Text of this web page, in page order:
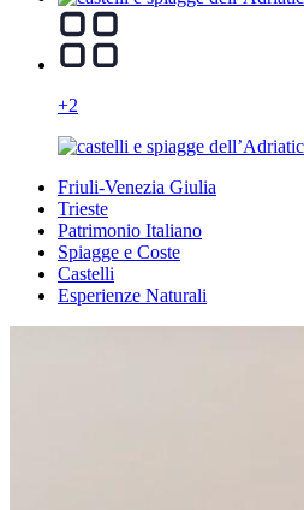
+2
Friuli-Venezia Giulia
Trieste
Patrimonio Italiano
Spiagge e Coste
Castelli
Esperienze Naturali